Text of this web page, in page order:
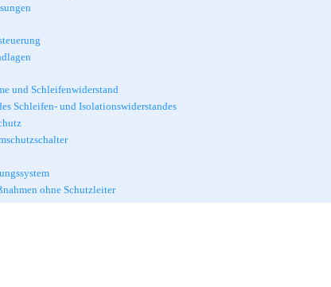
und Schleifenwiderstand
Schleifen- und Isolationswiderstandes
ohne Schutzleiter